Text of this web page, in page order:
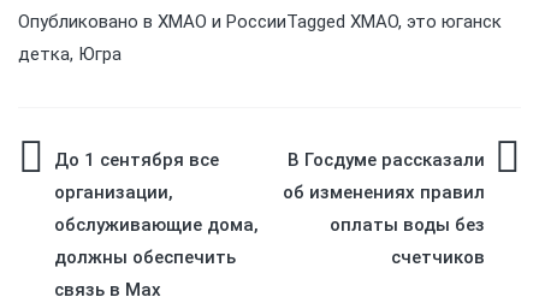
Опубликовано в ХМАО и РоссииTagged ХМАО, это юганск
детка, Югра
Навигация
по
записям
До 1 сентября все
организации,
обслуживающие дома,
должны обеспечить
связь в Max
В Госдуме рассказали
об изменениях правил
оплаты воды без
счетчиков